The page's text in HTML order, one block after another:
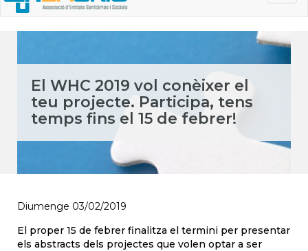
El WHC 2019 vol conèixer el
teu projecte. Participa, tens
temps fins el 15 de febrer!
Diumenge 03/02/2019
El proper 15 de febrer finalitza el termini per presentar
els abstracts dels projectes que volen optar a ser